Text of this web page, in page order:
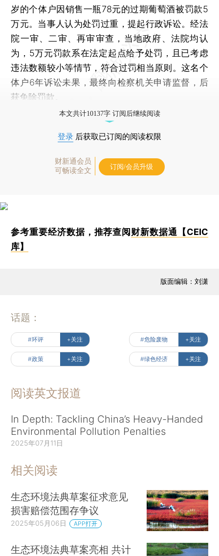
岁的个体户因销售一瓶78元的过期葡萄酒被罚款5
万元。当事人认为处罚过重，提起行政诉讼。经法
院一审、二审、再审审查，当地政府、法院均认
为，5万元罚款系在法定起点给予处罚，且已考虑
违法数额较小等情节，符合过罚相当原则。这名个
体户6年诉讼未果，最终向检察机关申请监督，后
获免除罚款。
本文共计10137字 订阅后继续阅读
登录 后获取已订阅的阅读权限
财新通会员
可畅读全文
订阅/会员升级
参考重要经济数据，推荐查阅财新数据通【CEIC
库】
版面编辑：刘潇
话题：
#环评 +关注 #危险废物 +关注
#政策 +关注 #绿色经济 +关注
阅读英文报道
In Depth: Tackling China’s Heavy-Handed
Environmental Pollution Penalties
2025年07月11日
相关阅读
生态环境法典草案征求意见
损害赔偿范围存争议
2025年05月06日 APP打开
生态环境法典草案亮相 共计